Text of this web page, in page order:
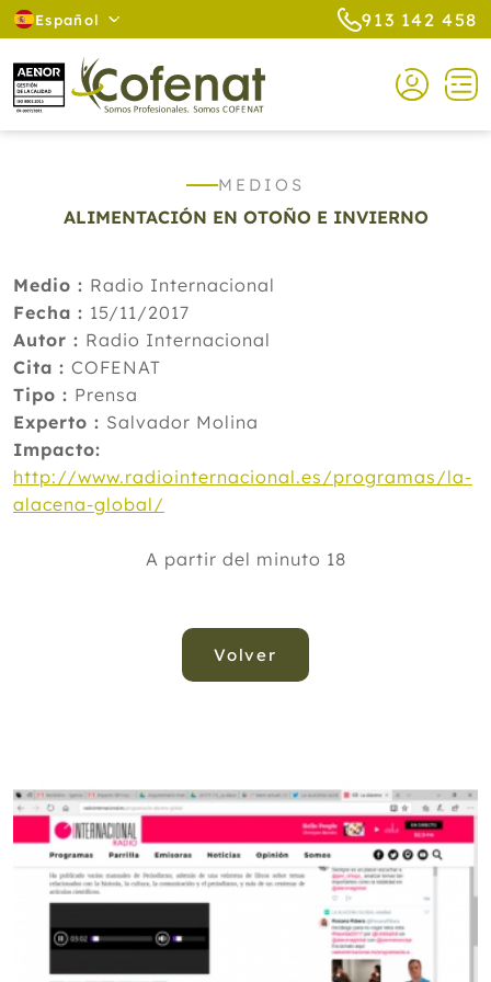
Español 913 142 458
MEDIOS
ALIMENTACIÓN EN OTOÑO E INVIERNO
Medio : Radio Internacional
Fecha : 15/11/2017
Autor : Radio Internacional
Cita : COFENAT
Tipo : Prensa
Experto : Salvador Molina
Impacto:
http://www.radiointernacional.es/programas/la-
alacena-global/
A partir del minuto 18
Volver